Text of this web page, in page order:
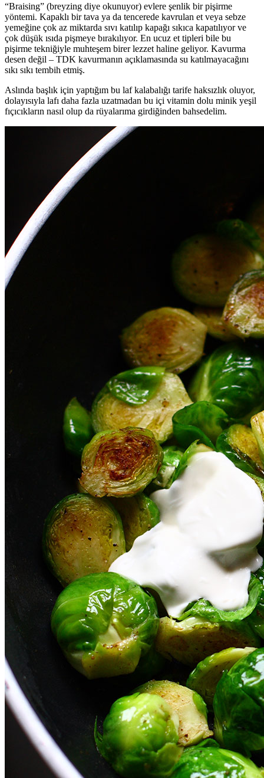
“Braising” (breyzing diye okunuyor) evlere şenlik bir pişirme
yöntemi. Kapaklı bir tava ya da tencerede kavrulan et veya sebze
yemeğine çok az miktarda sıvı katılıp kapağı sıkıca kapatılıyor ve
çok düşük ısıda pişmeye bırakılıyor. En ucuz et tipleri bile bu
pişirme tekniğiyle muhteşem birer lezzet haline geliyor. Kavurma
desen değil – TDK kavurmanın açıklamasında su katılmayacağını
sıkı sıkı tembih etmiş.
Aslında başlık için yaptığım bu laf kalabalığı tarife haksızlık oluyor,
dolayısıyla lafı daha fazla uzatmadan bu içi vitamin dolu minik yeşil
fıçıcıkların nasıl olup da rüyalarıma girdiğinden bahsedelim.